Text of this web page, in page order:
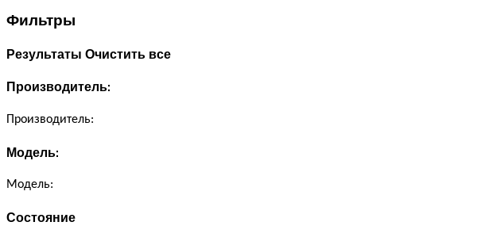
Фильтры
Результаты Очистить все
Производитель:
Производитель:
Модель:
Модель:
Состояние